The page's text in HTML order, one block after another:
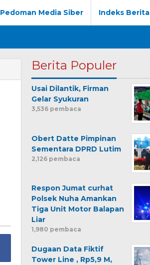
Pedoman Media Siber Indeks Berita
Berita Populer
Usai Dilantik, Firman
Gelar Syukuran
3,536 pembaca
Obert Datte Pimpinan
Sementara DPRD Lutim
2,126 pembaca
Respon Jumat curhat
Polsek Nuha Amankan
Tiga Unit Motor Balapan
Liar
1,980 pembaca
Dugaan Data Fiktif
Tower Line , Rp5,9 M,